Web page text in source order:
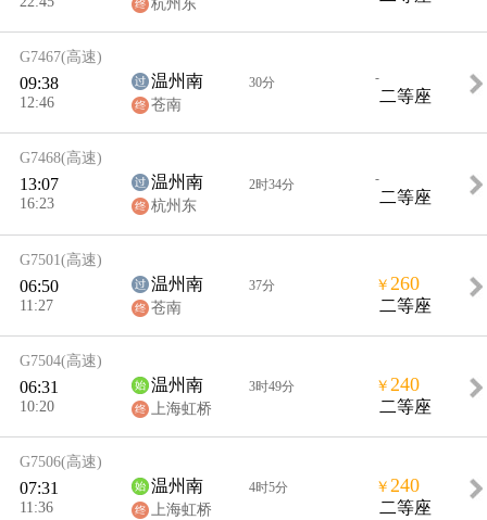
杭州东
G7467(高速)
09:38
12:46
温州南
苍南
30分 -
二等座
G7468(高速)
13:07
16:23
温州南
杭州东
2时34分 -
二等座
G7501(高速)
06:50
11:27
温州南
苍南
37分 ￥ 260
二等座
G7504(高速)
06:31
10:20
温州南
上海虹桥
3时49分 ￥ 240
二等座
G7506(高速)
07:31
11:36
温州南
上海虹桥
4时5分 ￥ 240
二等座